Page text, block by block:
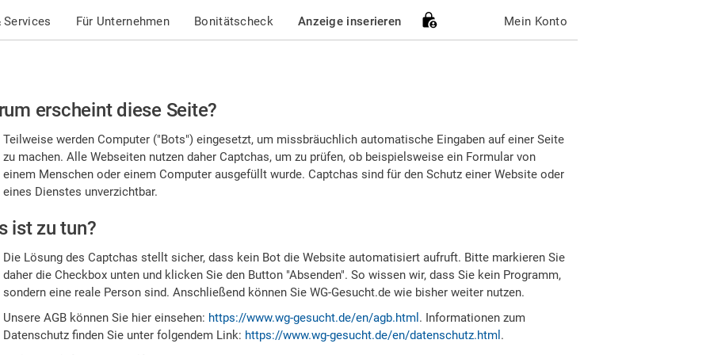
Services Für Unternehmen Bonitätscheck Anzeige inserieren Mein Konto
erscheint diese Seite?
Teilweise werden Computer ("Bots") eingesetzt, um missbräuchlich automatische Eingaben auf einer Seite
zu machen. Alle Webseiten nutzen daher Captchas, um zu prüfen, ob beispielsweise ein Formular von
einem Menschen oder einem Computer ausgefüllt wurde. Captchas sind für den Schutz einer Website oder
eines Dienstes unverzichtbar.
ist zu tun?
Die Lösung des Captchas stellt sicher, dass kein Bot die Website automatisiert aufruft. Bitte markieren Sie
daher die Checkbox unten und klicken Sie den Button "Absenden". So wissen wir, dass Sie kein Programm,
sondern eine reale Person sind. Anschließend können Sie WG-Gesucht.de wie bisher weiter nutzen.
Unsere AGB können Sie hier einsehen: https://www.wg-gesucht.de/en/agb.html . Informationen zum
Datenschutz finden Sie unter folgendem Link: https://www.wg-gesucht.de/en/datenschutz.html .